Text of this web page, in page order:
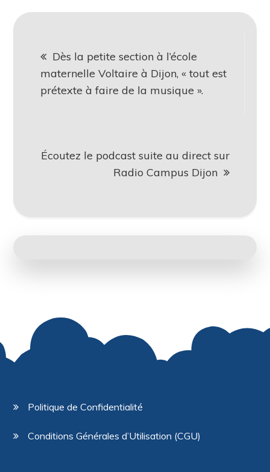
Dès la petite section à l’école
maternelle Voltaire à Dijon, « tout est
prétexte à faire de la musique ».
Écoutez le podcast suite au direct sur
Radio Campus Dijon
Politique de Confidentialité
Conditions Générales d’Utilisation (CGU)